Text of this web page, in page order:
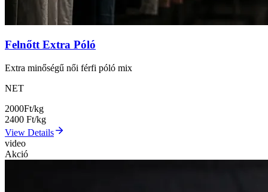
Felnőtt Extra Póló
Extra minőségű női férfi póló mix
NET
2000Ft/kg
2400 Ft/kg
View Details
video
Akció